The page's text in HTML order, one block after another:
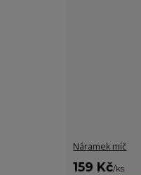
Náramek míč
159 Kč/ks